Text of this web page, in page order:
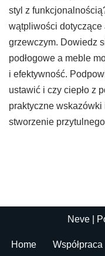
styl z
wątpliwości dotyczące
grzewczym. Dowiedz
podłogowe a meble
i efektywność.
ustawić i czy ciepło z
praktyczne wskazówki
stworzenie
Neve |
Home Współpraca